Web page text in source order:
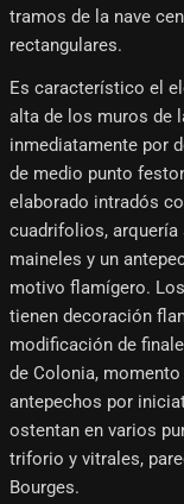
tramos de la nave
rectangulares.
Es característico el
alta de los muros de
inmediatamente por
de medio punto
elaborado intradós
cuadrifolios, arquería
maineles y un
motivo flamígero.
tienen decoración
modificación de
de Colonia,
antepechos por
ostentan en varios
triforio y vitrales,
Bourges.